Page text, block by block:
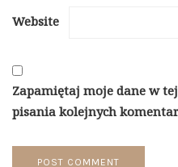
Website
Zapamiętaj moje dane w
pisania kolejnych